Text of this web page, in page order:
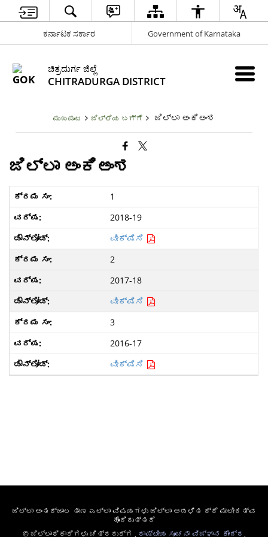
ಕರ್ನಾಟಕ ಸರ್ಕಾರ Government of Karnataka
ಚಿತ್ರದುರ್ಗ ಜಿಲ್ಲೆ
CHITRADURGA DISTRICT
ಮುಖಪುಟ ಜಿಲ್ಲೆಯ ಬಗ್ಗೆ ಜಿಲ್ಲಾ ಅಂಕಿಅಂಶ
ಜಿಲ್ಲಾ ಅಂಕಿಅಂಶ
1
2018-19
ವೀಕ್ಷಿಸಿ
2
2017-18
ವೀಕ್ಷಿಸಿ
3
2016-17
ವೀಕ್ಷಿಸಿ
ಜಿಲ್ಲಾ ಅಂತರ್ಜಾಲ ತಾಣ ಎಲ್ಲಾ ವಿಷಯಗಳು ಜಿಲ್ಲಾ ಆಡಳಿತ ಕ್ಕೆ ಮಾಲೀಕತ್ವ
ಹೊಂದಿರುತ್ತದೆ
© ಜಿಲ್ಲಾಧಿಕಾರಿಗಳು ಚಿತ್ರದುರ್ಗ ,
ರಾಷ್ಟೀಯ ಸೂಚನಾ ವಿಜ್ಞಾನ ಕೇಂದ್ರ